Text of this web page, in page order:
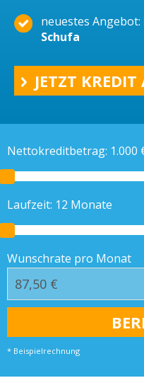
neuestes Angebot:
Schufa
JETZT
Nettokreditbetrag: 1.000
Laufzeit: 12 Monate
Wunschrate pro Monat
* Beispielrechnung